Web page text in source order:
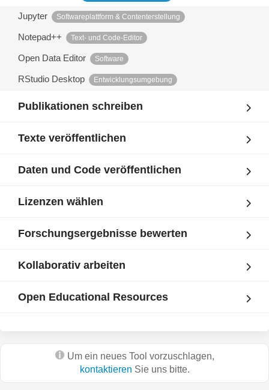
Jupyter Softwareplattform & Contenterstellung
Notepad++ Text- und Code-Editor
Open Data Editor Software
RStudio Desktop Entwicklungsumgebung
Publikationen schreiben
Texte veröffentlichen
Daten und Code veröffentlichen
Lizenzen wählen
Forschungsergebnisse bewerten
Kollaborativ arbeiten
Open Educational Resources
Um ein neues Tool vorzuschlagen,
kontaktieren Sie uns bitte.